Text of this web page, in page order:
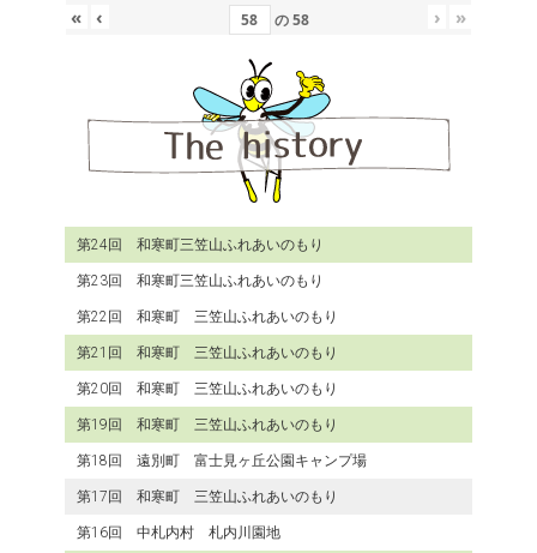
« ‹ の58 › »
第24回 和寒町三笠山ふれあいのもり
第23回 和寒町三笠山ふれあいのもり
第22回 和寒町 三笠山ふれあいのもり
第21回 和寒町 三笠山ふれあいのもり
第20回 和寒町 三笠山ふれあいのもり
第19回 和寒町 三笠山ふれあいのもり
第18回 遠別町 富士見ヶ丘公園キャンプ場
第17回 和寒町 三笠山ふれあいのもり
第16回 中札内村 札内川園地